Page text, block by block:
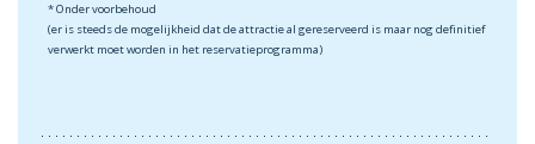
* Onder voorbehoud
(er is steeds de mogelijkheid dat de attractie al gereserveerd is maar nog definitief
verwerkt moet worden in het reservatieprogramma)